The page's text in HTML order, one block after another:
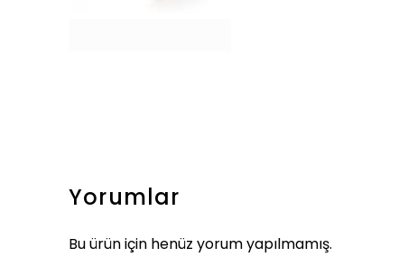
Yorumlar
Bu ürün için henüz yorum yapılmamış.